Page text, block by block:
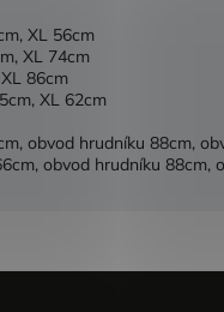
XL 56cm
XL 74cm
86cm
XL 62cm
obvod hrudníku 88cm,
obvod hrudníku 88cm,